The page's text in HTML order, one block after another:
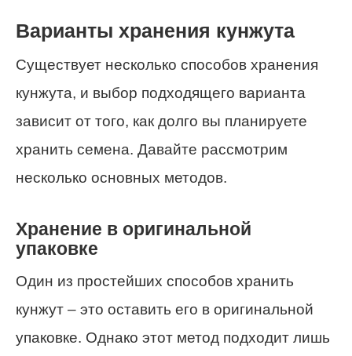
Варианты хранения кунжута
Существует несколько способов хранения
кунжута, и выбор подходящего варианта
зависит от того, как долго вы планируете
хранить семена. Давайте рассмотрим
несколько основных методов.
Хранение в оригинальной
упаковке
Один из простейших способов хранить
кунжут – это оставить его в оригинальной
упаковке. Однако этот метод подходит лишь